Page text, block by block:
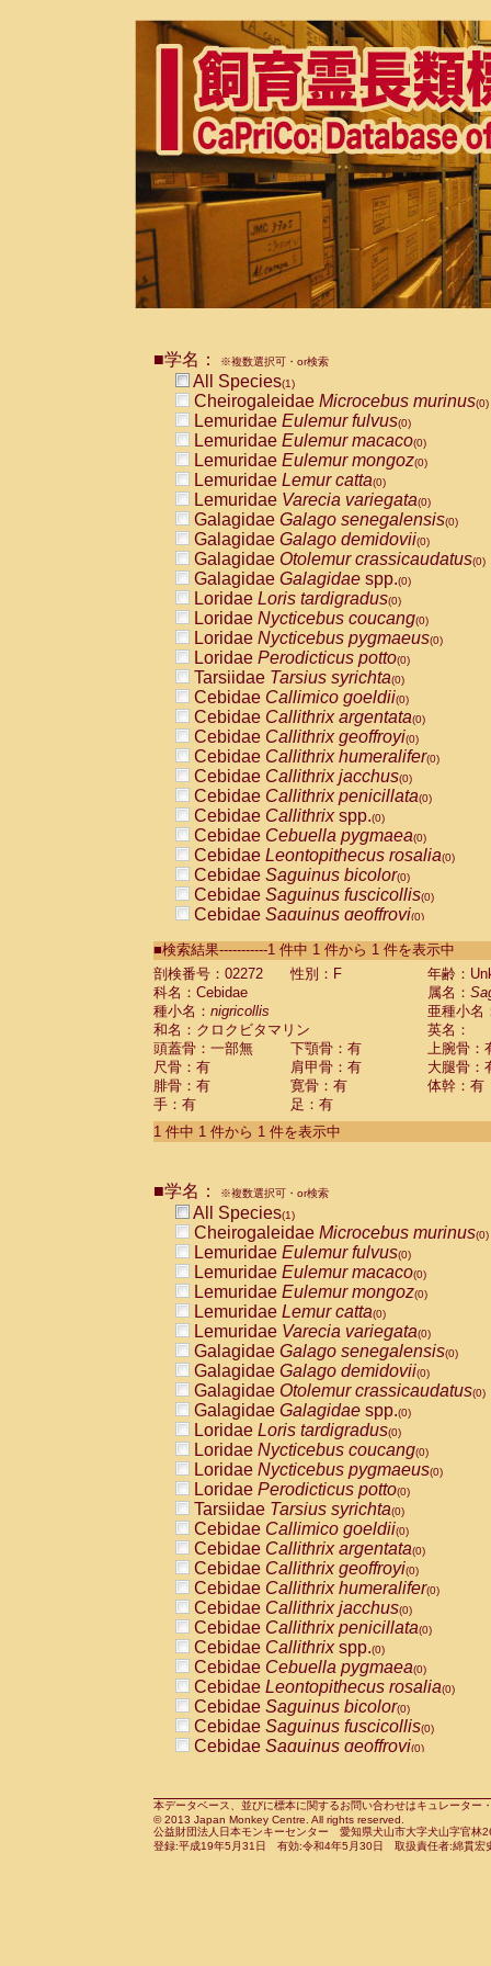
■学名： ※複数選択可・or検索
All Species(1)
Cheirogaleidae Microcebus murinus(0)
Lemuridae Eulemur fulvus(0)
Lemuridae Eulemur macaco(0)
Lemuridae Eulemur mongoz(0)
Lemuridae Lemur catta(0)
Lemuridae Varecia variegata(0)
Galagidae Galago senegalensis(0)
Galagidae Galago demidovii(0)
Galagidae Otolemur crassicaudatus(0)
Galagidae Galagidae spp.(0)
Loridae Loris tardigradus(0)
Loridae Nycticebus coucang(0)
Loridae Nycticebus pygmaeus(0)
Loridae Perodicticus potto(0)
Tarsiidae Tarsius syrichta(0)
Cebidae Callimico goeldii(0)
Cebidae Callithrix argentata(0)
Cebidae Callithrix geoffroyi(0)
Cebidae Callithrix humeralifer(0)
Cebidae Callithrix jacchus(0)
Cebidae Callithrix penicillata(0)
Cebidae Callithrixspp.(0)
Cebidae Cebuella pygmaea(0)
Cebidae Leontopithecus rosalia(0)
Cebidae Saguinus bicolor(0)
Cebidae Saguinus fuscicollis(0)
Cebidae Saguinus geoffroyi(0)
CebidaeSaguinus labiatus(0)
Cebidae Saguinus leucopus (0)
Cebidae
CebidaeSaguinus mystax
CebidaeSaguinus nigricollis (1)
Cebidae Saguinus oedipus
Cebidae Saguinus weddelli
Cebidae Saguinusspp.
Cebidae Aotus trivirgatus
Cebidae Cebus albifrons
CebidaeCebus nigrivittatus
CebidaeCebus
CebidaeSaimiri boliviensis(0)
CebidaeSaimiri sciureus(0)
AtelidaeAlouatta caraya(0)
AtelidaeAlouatta fusca(0)
AtelidaeAlouatta seniculus
AtelidaeAlouattaspp.(0)
AtelidaeAteles belzebuth(0)
AtelidaeAteles geoffroyi(0)
AtelidaeAteles paniscus(0)
AtelidaeAtelesspp.(0)
Atelidae Lagothrix lagothricha
AtelidaeLagothrix lagothricha cana
PitheciidaeCacajao calvus
PitheciidaeCallicebus cupreus
PitheciidaeCallicebus donacophilus
PitheciidaeCallicebus moloch
PitheciidaeCallicebus torquatus
PitheciidaeCallicebusspp.(0)
PitheciidaeChiropotes satanas(0)
PitheciidaePithecia monachus
PitheciidaePithecia pithecia(0)
CercopithecidaeCercocebus agilis
CercopithecidaeCercocebus
CercopithecidaeCercocebus
CercopithecidaeCercocebus
CercopithecidaeCercocebus
CercopithecidaeCercocebushybrid
CercopithecidaePapio anubis(0)
CercopithecidaePapio cynocephalus
CercopithecidaePapio hamadryas(0)
■検索結果-----------1 件中 1 件から 1 件を表示中
剖検番号：02272
性別：F
年齢：
科名：Cebidae
属名：
種小名： nigricollis
亜種小名
和名：クロクビタマリン
英名：
頭蓋骨：一部無
下顎骨：有
上腕骨：
尺骨：有
肩甲骨：有
大腿骨：
腓骨：有
寛骨：有
体幹：有
手：有
足：有
1 件中 1 件から 1 件を表示中
■学名： ※複数選択可・or検索
All Species(1)
Cheirogaleidae Microcebus murinus(0)
Lemuridae Eulemur fulvus(0)
Lemuridae Eulemur macaco(0)
Lemuridae Eulemur mongoz(0)
Lemuridae Lemur catta(0)
Lemuridae Varecia variegata(0)
Galagidae Galago senegalensis(0)
Galagidae Galago demidovii(0)
Galagidae Otolemur crassicaudatus(0)
Galagidae Galagidae spp.(0)
Loridae Loris tardigradus(0)
Loridae Nycticebus coucang(0)
Loridae Nycticebus pygmaeus(0)
Loridae Perodicticus potto(0)
Tarsiidae Tarsius syrichta(0)
Cebidae Callimico goeldii(0)
Cebidae Callithrix argentata(0)
Cebidae Callithrix geoffroyi(0)
Cebidae Callithrix humeralifer(0)
Cebidae Callithrix jacchus(0)
Cebidae Callithrix penicillata(0)
Cebidae Callithrixspp.(0)
Cebidae Cebuella pygmaea(0)
Cebidae Leontopithecus rosalia(0)
Cebidae Saguinus bicolor(0)
Cebidae Saguinus fuscicollis(0)
Cebidae Saguinus geoffroyi(0)
CebidaeSaguinus leucopus(0)
CebidaeSaguinus midas(0)
Cebidae Saguinus mystax(0)
本データベース、並びに標本に関するお問い合わせはキュレータ
© 2013 Japan Monkey Centre. All rights reserved.
公益財団法人日本モンキーセンター 愛知県犬山市大字犬山字官
登録:平成19年5月31日 有効:令和4年5月30日 取扱責任者:綿貫宏